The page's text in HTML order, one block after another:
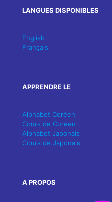
LANGUES DISPONIBLES
English
Français
APPRENDRE LE
Alphabet Coréen
Cours de Coréen
Alphabet Japonais
Cours de Japonais
A PROPOS